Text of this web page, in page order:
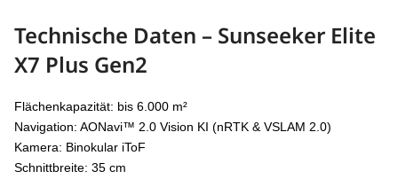
Technische Daten – Sunseeker Elite
X7 Plus Gen2
Flächenkapazität: bis 6.000 m²
Navigation: AONavi™ 2.0 Vision KI (nRTK & VSLAM 2.0)
Kamera: Binokular iToF
Schnittbreite: 35 cm